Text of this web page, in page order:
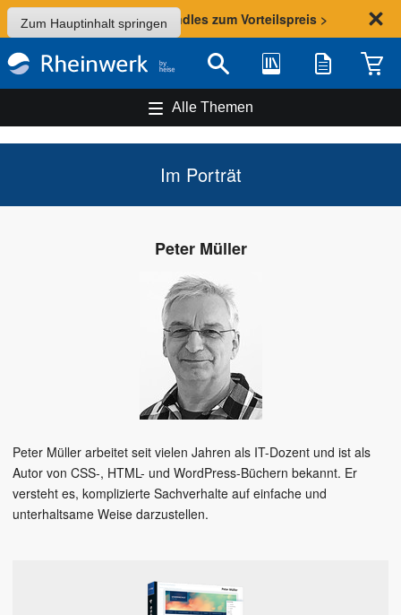
Zum Hauptinhalt springen
Sommer-Aktion: Bundles zum Vorteilspreis >
Suche Bibliothek Merkliste
Alle Themen
Im Porträt
Peter Müller
Peter Müller arbeitet seit vielen Jahren als IT-Dozent und ist als
Autor von CSS-, HTML- und WordPress-Büchern bekannt. Er
versteht es, komplizierte Sachverhalte auf einfache und
unterhaltsame Weise darzustellen.